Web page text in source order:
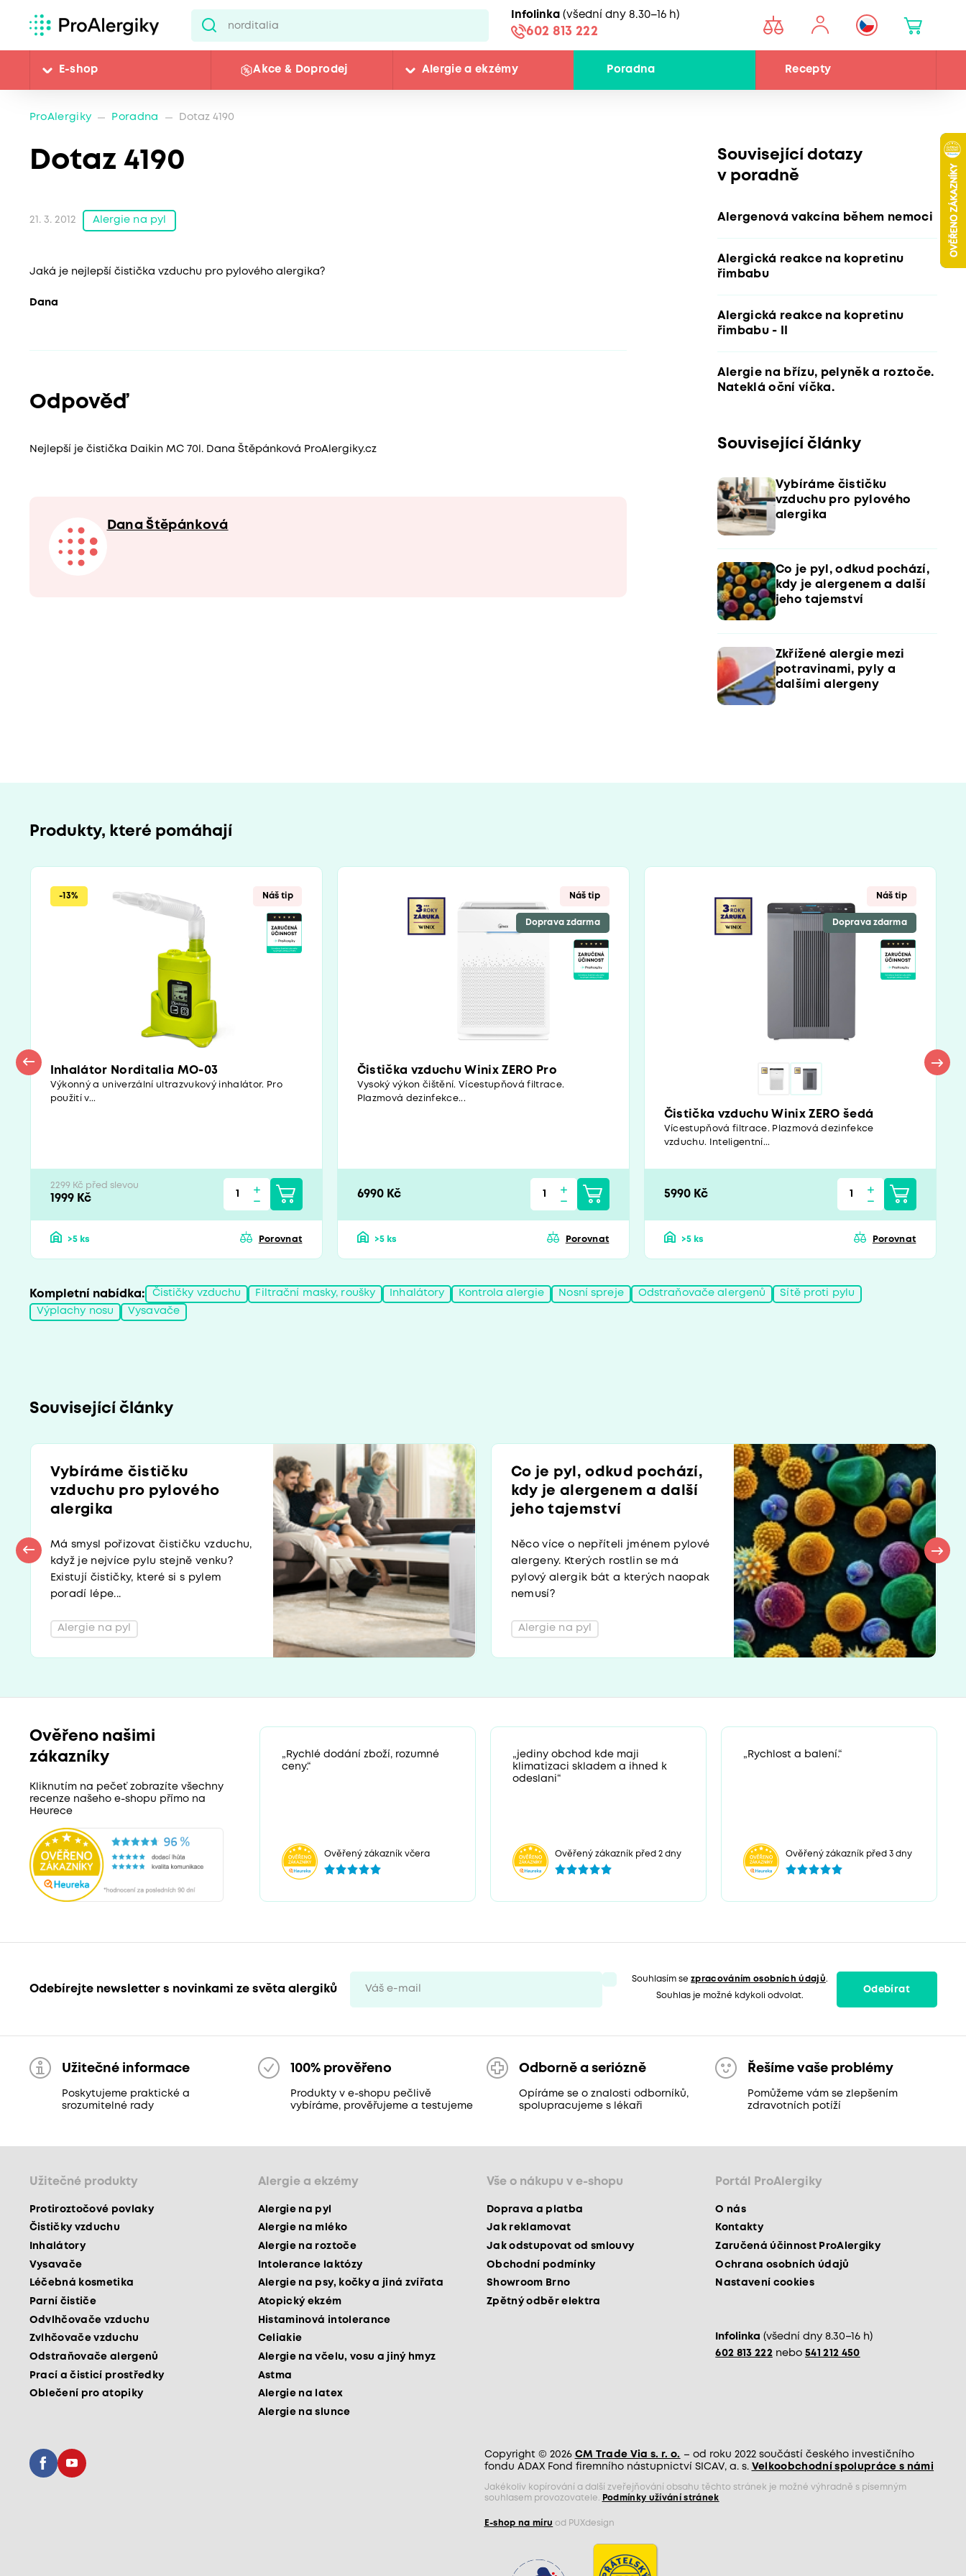
Infolinka (všední dny 8.30–16 h)
602 813 222
E-shop Akce & Doprodej Alergie a ekzémy Poradna Recepty
ProAlergiky Poradna Dotaz 4190
Dotaz 4190
21. 3. 2012 Alergie na pyl
Jaká je nejlepší čistička vzduchu pro pylového alergika?
Dana
Odpověď
Nejlepší je čistička Daikin MC 70l. Dana Štěpánková ProAlergiky.cz
Dana Štěpánková
Související dotazy
v poradně
Alergenová vakcína během nemoci
Alergická reakce na kopretinu
řimbabu
Alergická reakce na kopretinu
řimbabu - II
Alergie na břízu, pelyněk a roztoče.
Nateklá oční víčka.
Související články
Vybíráme čističku
vzduchu pro pylového
alergika
Co je pyl, odkud pochází,
kdy je alergenem a další
jeho tajemství
Zkřížené alergie mezi
potravinami, pyly a
dalšími alergeny
Produkty, které pomáhají
-13% Náš tip
Inhalátor Norditalia MO-03
Výkonný a univerzální ultrazvukový inhalátor. Pro
použití v...
2299 Kč před slevou
1999 Kč
>5 ks Porovnat
Náš tip
Doprava zdarma
Čistička vzduchu Winix ZERO Pro
Vysoký výkon čištění. Vícestupňová filtrace.
Plazmová dezinfekce...
6990 Kč
>5 ks Porovnat
Náš tip
Doprava zdarma
Čistička vzduchu Winix ZERO šedá
Vícestupňová filtrace. Plazmová dezinfekce
vzduchu. Inteligentní...
5990 Kč
>5 ks Porovnat
Kompletní nabídka: Čističky vzduchu Filtrační masky, roušky Inhalátory Kontrola alergie Nosní spreje Odstraňovače alergenů
Sítě proti pylu
Výplachy nosu
Vysavače
Související články
Vybíráme čističku
vzduchu pro pylového
alergika
Má smysl pořizovat čističku vzduchu,
když je nejvíce pylu stejně venku?
Existují čističky, které si s pylem
poradí lépe...
Alergie na pyl
Co je pyl, odkud pochází,
kdy je alergenem a další
jeho tajemství
Něco více o nepříteli jménem pylové
alergeny. Kterých rostlin se má
pylový alergik bát a kterých naopak
nemusí?
Alergie na pyl
Ověřeno našimi
zákazníky
Kliknutím na pečeť zobrazíte všechny
recenze našeho e-shopu přímo na
Heurece
„Rychlé dodání zboží, rozumné
ceny.“
Ověřený zákazník včera
„jediny obchod kde maji
klimatizaci skladem a ihned k
odeslani“
Ověřený zákazník před 2 dny
„Rychlost a balení.“
Ověřený zákazník před 3 dny
Odebírejte newsletter s novinkami ze světa alergiků
Souhlasím sezpracováním osobních údajů.
Souhlas je možné kdykoli odvolat.
Odebírat
Užitečné informace
Poskytujeme praktické a
srozumitelné rady
100% prověřeno
Produkty v e-shopu pečlivě
vybíráme, prověřujeme a testujeme
Odborně a seriózně
Opíráme se o znalosti odborníků,
spolupracujeme s lékaři
Řešíme vaše problémy
Pomůžeme vám se zlepšením
zdravotních potíží
Užitečné produkty
Protiroztočové povlaky
Čističky vzduchu
Inhalátory
Vysavače
Léčebná kosmetika
Parní čističe
Odvlhčovače vzduchu
Zvlhčovače vzduchu
Odstraňovače alergenů
Prací a čisticí prostředky
Oblečení pro atopiky
Alergie a ekzémy
Alergie na pyl
Alergie na mléko
Alergie na roztoče
Intolerance laktózy
Alergie na psy, kočky a jiná zvířata
Atopický ekzém
Histaminová intolerance
Celiakie
Alergie na včelu, vosu a jiný hmyz
Astma
Alergie na latex
Alergie na slunce
Vše o nákupu v e-shopu
Doprava a platba
Jak reklamovat
Jak odstupovat od smlouvy
Obchodní podmínky
Showroom Brno
Zpětný odběr elektra
Portál ProAlergiky
O nás
Kontakty
Zaručená účinnost ProAlergiky
Ochrana osobních údajů
Nastavení cookies
Infolinka (všední dny 8.30–16 h)
602 813 222 nebo 541 212 450
Copyright © 2026 CM Trade Via s. r. o. – od roku 2022 součástí českého investičního
fondu ADAX Fond firemního nástupnictví SICAV, a. s. Velkoobchodní spolupráce s námi
Jakékoliv kopírování a další zveřejňování obsahu těchto stránek je možné výhradně s písemným
souhlasem provozovatele.
Podmínky užívání stránek
E-shop na míru od PUXdesign